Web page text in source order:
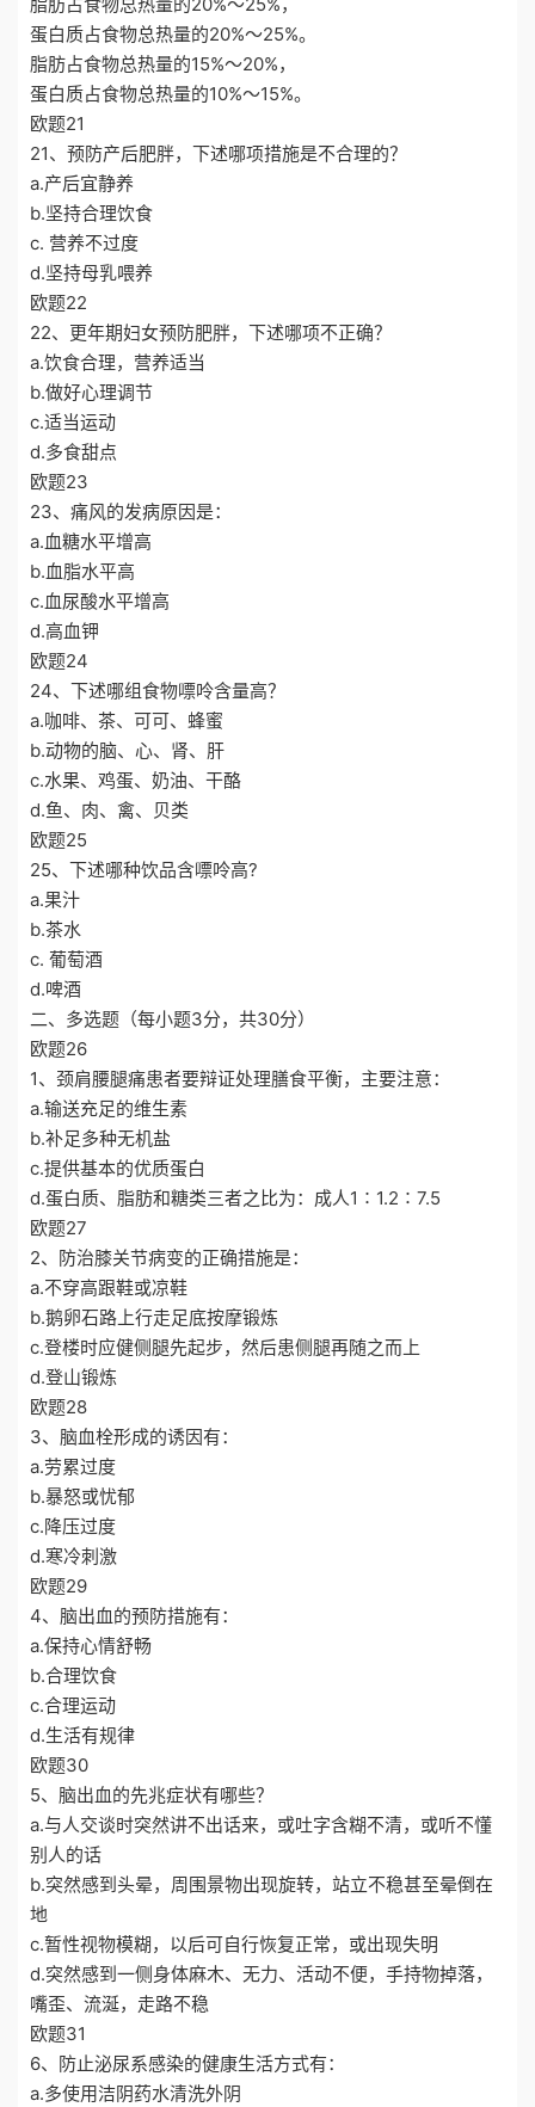
蛋白质占食物总热量的20%～25%。
脂肪占食物总热量的15%～20%，
蛋白质占食物总热量的10%～15%。
欧题21
21、预防产后肥胖，下述哪项措施是不合理的？
a.产后宜静养
b.坚持合理饮食
c. 营养不过度
d.坚持母乳喂养
欧题22
22、更年期妇女预防肥胖，下述哪项不正确？
a.饮食合理，营养适当
b.做好心理调节
c.适当运动
d.多食甜点
欧题23
23、痛风的发病原因是：
a.血糖水平增高
b.血脂水平高
c.血尿酸水平增高
d.高血钾
欧题24
24、下述哪组食物嘌呤含量高？
a.咖啡、茶、可可、蜂蜜
b.动物的脑、心、肾、肝
c.水果、鸡蛋、奶油、干酪
d.鱼、肉、禽、贝类
欧题25
25、下述哪种饮品含嘌呤高?
a.果汁
b.茶水
c. 葡萄酒
d.啤酒
二、多选题（每小题3分，共30分）
欧题26
1、颈肩腰腿痛患者要辩证处理膳食平衡，主要注意：
a.输送充足的维生素
b.补足多种无机盐
c.提供基本的优质蛋白
d.蛋白质、脂肪和糖类三者之比为：成人1∶1.2∶7.5
欧题27
2、防治膝关节病变的正确措施是：
a.不穿高跟鞋或凉鞋
b.鹅卵石路上行走足底按摩锻炼
c.登楼时应健侧腿先起步，然后患侧腿再随之而上
d.登山锻炼
欧题28
3、脑血栓形成的诱因有：
a.劳累过度
b.暴怒或忧郁
c.降压过度
d.寒冷刺激
欧题29
4、脑出血的预防措施有：
a.保持心情舒畅
b.合理饮食
c.合理运动
d.生活有规律
欧题30
5、脑出血的先兆症状有哪些？
a.与人交谈时突然讲不出话来，或吐字含糊不清，或听不懂
别人的话
b.突然感到头晕，周围景物出现旋转，站立不稳甚至晕倒在
地
c.暂性视物模糊，以后可自行恢复正常，或出现失明
d.突然感到一侧身体麻木、无力、活动不便，手持物掉落，
嘴歪、流涎，走路不稳
欧题31
6、防止泌尿系感染的健康生活方式有：
a.多使用洁阴药水清洗外阴